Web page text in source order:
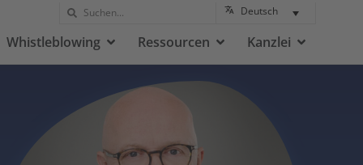
Deutsch
Whistleblowing Ressourcen Kanzlei